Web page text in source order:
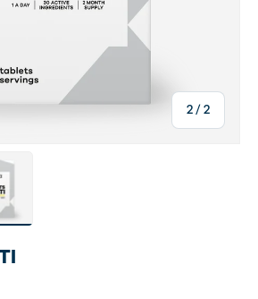
2/von
2
laden
in Galerieansicht laden